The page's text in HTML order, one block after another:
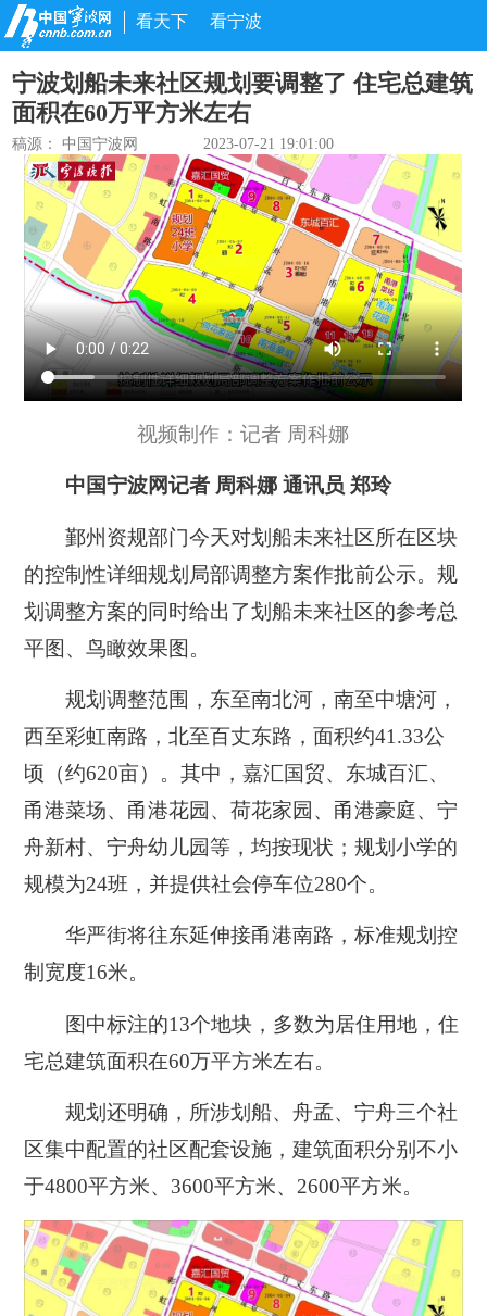
看天下 看宁波
宁波划船未来社区规划要调整了 住宅总建筑
面积在60万平方米左右
稿源： 中国宁波网 2023-07-21 19:01:00
视频制作：记者 周科娜
中国宁波网记者 周科娜 通讯员 郑玲
鄞州资规部门今天对划船未来社区所在区块
的控制性详细规划局部调整方案作批前公示。规
划调整方案的同时给出了划船未来社区的参考总
平图、鸟瞰效果图。
规划调整范围，东至南北河，南至中塘河，
西至彩虹南路，北至百丈东路，面积约41.33公
顷（约620亩）。其中，嘉汇国贸、东城百汇、
甬港菜场、甬港花园、荷花家园、甬港豪庭、宁
舟新村、宁舟幼儿园等，均按现状；规划小学的
规模为24班，并提供社会停车位280个。
华严街将往东延伸接甬港南路，标准规划控
制宽度16米。
图中标注的13个地块，多数为居住用地，住
宅总建筑面积在60万平方米左右。
规划还明确，所涉划船、舟孟、宁舟三个社
区集中配置的社区配套设施，建筑面积分别不小
于4800平方米、3600平方米、2600平方米。